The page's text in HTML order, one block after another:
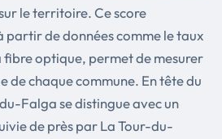
le territoire. Ce score
partir de données comme le taux
optique, permet de mesurer
de chaque commune. En tête du
Falga se distingue avec un
de près par La Tour-du-